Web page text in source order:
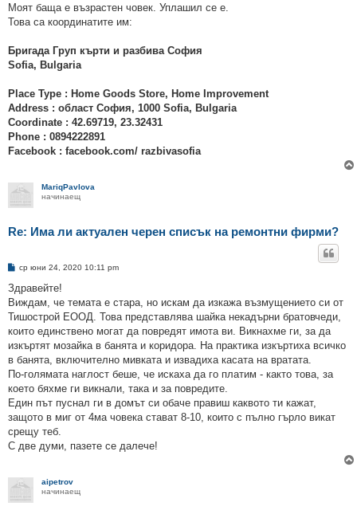
Моят баща е възрастен човек. Уплашил се е.
Това са координатите им:
Бригада Груп кърти и разбива София
Sofia, Bulgaria
Place Type : Home Goods Store, Home Improvement
Address : област София, 1000 Sofia, Bulgaria
Coordinate : 42.69719, 23.32431
Phone : 0894222891
Facebook : facebook.com/ razbivasofia
MariqPavlova
начинаещ
Re: Има ли актуален черен списък на ремонтни фирми?
М
е
н
и
е
ср юни 24, 2020 10:11 pm
Здравейте!
Виждам, че темата е стара, но искам да изкажа възмущението си от
Тишострой ЕООД. Това представлява шайка некадърни братовчеди,
които единствено могат да повредят имота ви. Викнахме ги, за да
изкъртят мозайка в банята и коридора. На практика изкъртиха всичко
в банята, включително мивката и извадиха касата на вратата.
По-голямата наглост беше, че искаха да го платим - както това, за
което бяхме ги викнали, така и за повредите.
Един път пуснал ги в домът си обаче правиш каквото ти кажат,
защото в миг от 4ма човека стават 8-10, които с пълно гърло викат
срещу теб.
С две думи, пазете се далече!
aipetrov
начинаещ